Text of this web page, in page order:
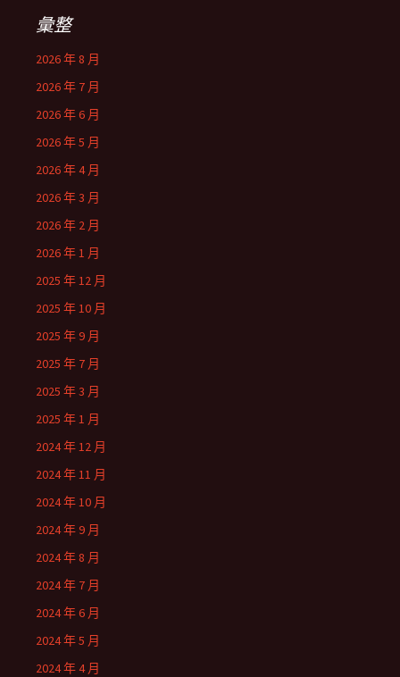
彙整
2026 年 8 月
2026 年 7 月
2026 年 6 月
2026 年 5 月
2026 年 4 月
2026 年 3 月
2026 年 2 月
2026 年 1 月
2025 年 12 月
2025 年 10 月
2025 年 9 月
2025 年 7 月
2025 年 3 月
2025 年 1 月
2024 年 12 月
2024 年 11 月
2024 年 10 月
2024 年 9 月
2024 年 8 月
2024 年 7 月
2024 年 6 月
2024 年 5 月
2024 年 4 月